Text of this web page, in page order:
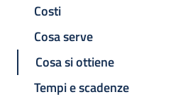
Costi
Cosa serve
Cosa si ottiene
Tempi e scadenze